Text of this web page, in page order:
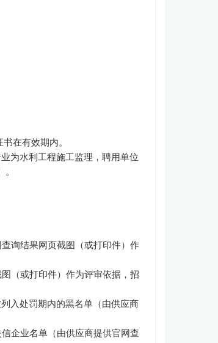
书在有效期内。
为水利工程施工监理，聘用单位
询结果网页截图（或打印件）作
（或打印件）作为评审依据，招
入处罚期内的黑名单（由供应商
企业名单（由供应商提供官网查